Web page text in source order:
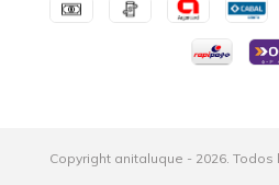
Copyright anitaluque - 2026.